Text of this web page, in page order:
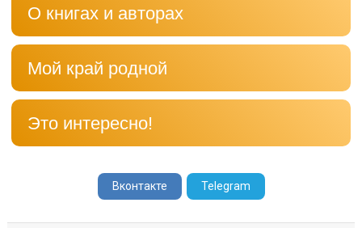
О книгах и авторах
Мой край родной
Это интересно!
Вконтакте Telegram